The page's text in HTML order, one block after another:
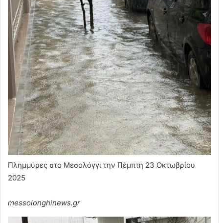
Πλημμύρες στο Μεσολόγγι την Πέμπτη 23 Οκτωβρίου
2025
messolonghinews.gr